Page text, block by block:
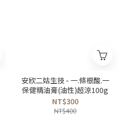
安欣二姑生技 - 一.條根酸.一
保健精油膏(油性)超涼100g
NT$300
NT$400